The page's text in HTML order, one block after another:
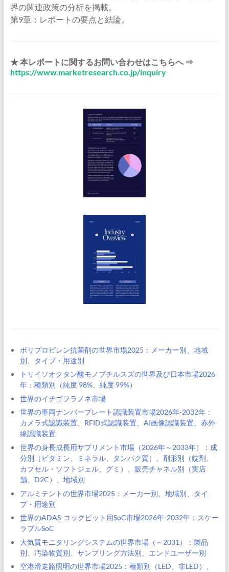
界の関連政策の分析を掲載。
第9章：レポートの要点と結論。
★ 本レポートに関するお問い合わせはこちらへ ⇒
https://www.marketresearch.co.jp/inquiry
ポリプロピレン抗菌剤の世界市場2025：メーカー別、地域
別、タイプ・用途別
トリイソオクタン酸モノブチルスズの世界及び日本市場2026
年：種類別（純度 98%、純度 99%）
世界のイチゴフラノネ市場
世界の車両ナンバープレート認識装置市場2026年-2032年：
カメラ式認識装置、RFID式認識装置、AI画像認識装置、赤外
線認識装置
世界の身長成長用サプリメント市場（2026年～2033年）：成
分別（ビタミン、ミネラル、タンパク質）、剤形別（錠剤、
カプセル・ソフトジェル、グミ）、販売チャネル別（実店
舗、D2C）、地域別
アルミテントの世界市場2025：メーカー別、地域別、タイ
プ・用途別
世界のADAS-コックピット用SoC市場2026年-2032年：スケー
ラブルSoC
大気質モニタリングシステムの世界市場（～2031）：製品
別、汚染物質別、サンプリング方法別、エンドユーザー別
空港滑走路照明の世界市場2025：種類別（LED、非LED）、